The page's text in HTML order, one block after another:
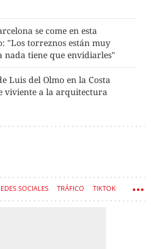
se come en esta
"Los torreznos están muy
nada tiene que envidiarles"
Luis del Olmo en la Costa
viviente a la arquitectura
SOCIALES TRÁFICO TIKTOK